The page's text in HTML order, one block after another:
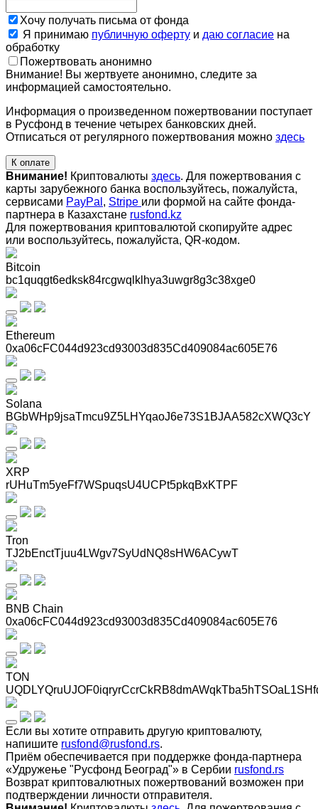
Хочу получать письма от фонда
Я принимаю публичную оферту и даю согласие на
обработку
Пожертвовать анонимно
Внимание! Вы жертвуете анонимно, следите за
информацией самостоятельно.
Информация о произведенном пожертвовании поступает
в Русфонд в течение четырех банковских дней.
Отписаться от регулярного пожертвования можно здесь
К оплате
Внимание! Криптовалюты здесь. Для пожертвования с
карты зарубежного банка воспользуйтесь, пожалуйста,
сервисами PayPal , Stripe или формой на сайте фонда-
партнера в Казахстане rusfond.kz
Для пожертвования криптовалютой скопируйте адрес
или воспользуйтесь, пожалуйста, QR-кодом.
Bitcoin
bc1quqgt6edksk84rcgwqlklhya3uwgr8g3c38xge0
Ethereum
0xa06cFC044d923cd93003d835Cd409084ac605E76
Solana
BGbWHp9jsaTmcu9Z5LHYqaoJ6e73S1BJAA582cXWQ3cY
XRP
rUHuTm5yeFf7WSpuqsU4UCPt5pkqBxKTPF
Tron
TJ2bEnctTjuu4LWgv7SyUdNQ8sHW6ACywT
BNB Chain
0xa06cFC044d923cd93003d835Cd409084ac605E76
TON
Если вы хотите отправить другую криптовалюту,
напишите rusfond@rusfond.rs.
Приём обеспечивается при поддержке фонда-партнера
«Удружење "Русфонд Београд"» в Сербии rusfond.rs
Возврат криптовалютных пожертвований возможен при
подтверждении личности отправителя.